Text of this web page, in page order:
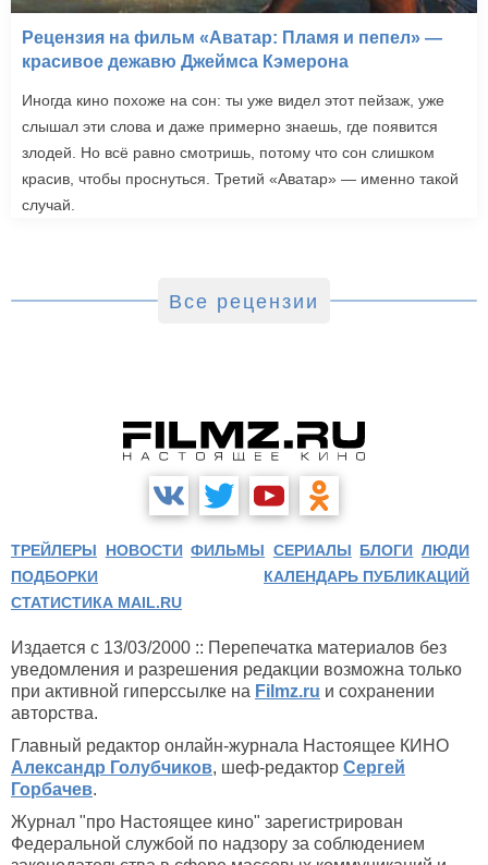
Рецензия на фильм «Аватар: Пламя и пепел» —
красивое дежавю Джеймса Кэмерона
Иногда кино похоже на сон: ты уже видел этот пейзаж, уже
слышал эти слова и даже примерно знаешь, где появится
злодей. Но всё равно смотришь, потому что сон слишком
красив, чтобы проснуться. Третий «Аватар» — именно такой
случай.
Все рецензии
ТРЕЙЛЕРЫ НОВОСТИ ФИЛЬМЫ СЕРИАЛЫ БЛОГИ ЛЮДИ
ПОДБОРКИ
КАЛЕНДАРЬ ПУБЛИКАЦИЙ
СТАТИСТИКА MAIL.RU
Издается с 13/03/2000 :: Перепечатка материалов без
уведомления и разрешения редакции возможна только
при активной гиперссылке на Filmz.ru и сохранении
авторства.
Главный редактор онлайн-журнала Настоящее КИНО
Александр Голубчиков, шеф-редактор Сергей
Горбачев.
Журнал "про Настоящее кино" зарегистрирован
Федеральной службой по надзору за соблюдением